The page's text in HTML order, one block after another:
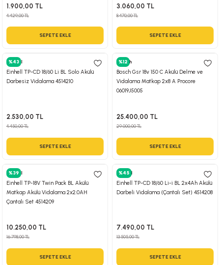
1.900,00 TL
4.429,00 TL
SEPETE EKLE
3.060,00 TL
8.470,00 TL
SEPETE EKLE
%43
Einhell
Einhell TP-CD 18/60 Li BL Solo Akülü
Darbesiz Vidalama 4514210
2.530,00 TL
4.450,00 TL
SEPETE EKLE
%12
Bosch
Bosch Gsr 18v 150 C Akülü Delme ve
Vidalama Matkap 2x8 A Procore
06019J5005
25.400,00 TL
29.000,00 TL
SEPETE EKLE
%39
Einhell
Einhell TP-18V Twin Pack BL Akülü
Matkap Akülü Vidalama 2x2.0AH
Çantalı Set 4514209
10.250,00 TL
16.798,00 TL
SEPETE EKLE
%45
Einhell
Einhell TP-CD 18/60 Li-i BL 2x4Ah Akülü
Darbeli Vidalama (Çantalı Set) 4514208
7.490,00 TL
13.505,00 TL
SEPETE EKLE